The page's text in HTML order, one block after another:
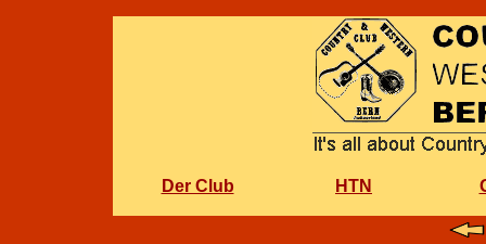
Der Club HTN